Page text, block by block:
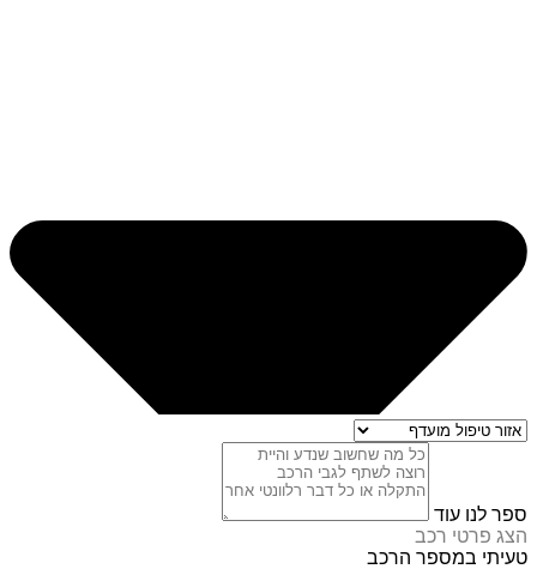
ספר לנו עוד
הצג פרטי רכב
טעיתי במספר הרכב